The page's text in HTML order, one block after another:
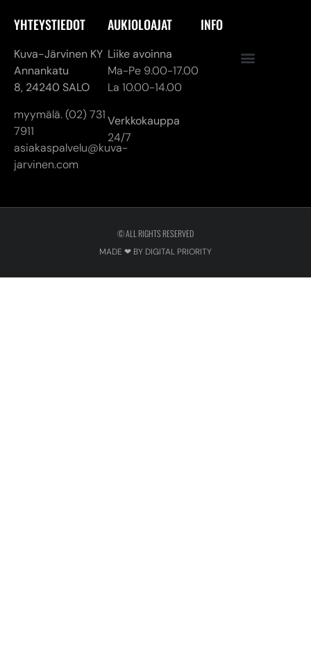
YHTEYSTIEDOT
Kuva-Järvinen KY
Annankatu
8, 24240 SALO
myymälä. (02) 731
7911
asiakaspalvelu@kuva-
jarvinen.com
AUKIOLOAJAT
Liike avoinna
Ma-Pe 9.00-17.00
La 10.00-14.00
Verkkokauppa
24/7
INFO
© ALL RIGHTS RESERVED
MADE ❤ BY DIGITAL PRIORITY